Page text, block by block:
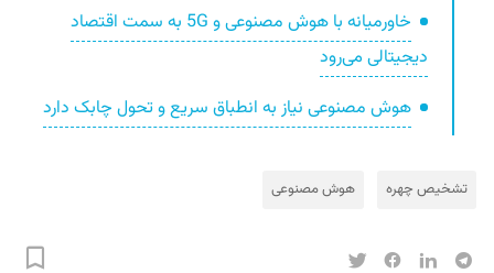
خاورمیانه با هوش مصنوعی و 5G به سمت اقتصاد
دیجیتالی می‌رود
هوش مصنوعی نیاز به انطباق سریع و تحول چابک دارد
تشخیص چهره هوش مصنوعی